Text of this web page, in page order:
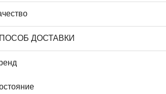
ДОСТАВКИ